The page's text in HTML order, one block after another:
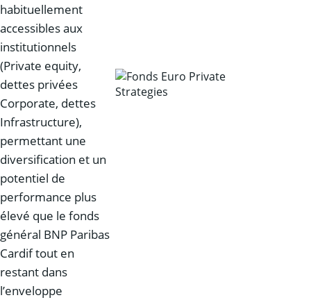
habituellement
accessibles aux
institutionnels
(Private equity,
dettes privées
Corporate, dettes
Infrastructure),
permettant une
diversification et un
potentiel de
performance plus
élevé que le fonds
général BNP Paribas
Cardif tout en
restant dans
l’enveloppe